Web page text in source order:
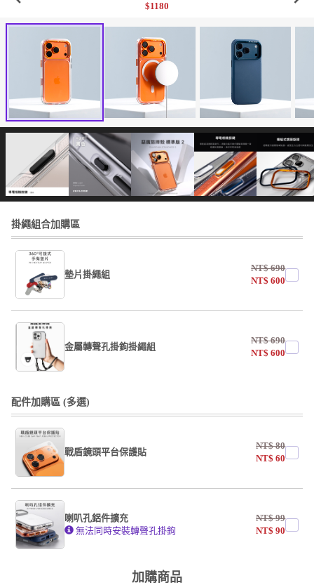
$1180
掛繩組合加購區
墊片掛繩組
NT$690
NT$600
undefined / undefined
掛繩
金屬轉聲孔掛鉤掛繩組
NT$690
NT$600
掛繩
undefined / undefined
配件加購區 (多選)
戰盾鏡頭平台保護貼
NT$80
NT$60
系列
喇叭孔鋁件擴充
無法同時安裝轉聲孔掛鉤
NT$99
NT$90
加購商品